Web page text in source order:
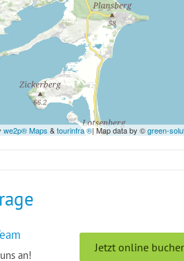
we2p® Maps &tourinfra ®| Map data by ©green-
an!
Jetzt online